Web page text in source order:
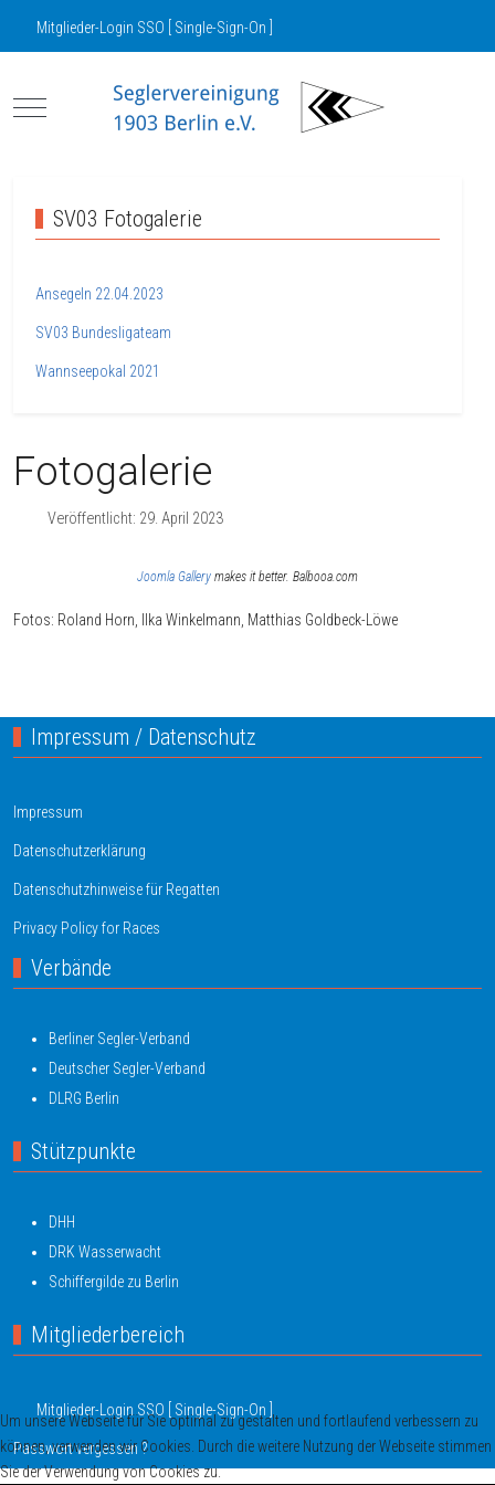
Mitglieder-Login SSO [ Single-Sign-On ]
Mobile Menu Toggle
SV03 Fotogalerie
Ansegeln 22.04.2023
SV03 Bundesligateam
Wannseepokal 2021
Fotogalerie
Veröffentlicht: 29. April 2023
Joomla Gallery makes it better. Balbooa.com
Fotos: Roland Horn, Ilka Winkelmann, Matthias Goldbeck-Löwe
Impressum / Datenschutz
Impressum
Datenschutzerklärung
Datenschutzhinweise für Regatten
Privacy Policy for Races
Verbände
Berliner Segler-Verband
Deutscher Segler-Verband
DLRG Berlin
Stützpunkte
DHH
DRK Wasserwacht
Schiffergilde zu Berlin
Mitgliederbereich
Mitglieder-Login SSO [ Single-Sign-On ]
Passwort vergessen ?
Um unsere Webseite für Sie optimal zu gestalten und fortlaufend verbessern zu
können, verwenden wir Cookies. Durch die weitere Nutzung der Webseite stimmen
Sie der Verwendung von Cookies zu.